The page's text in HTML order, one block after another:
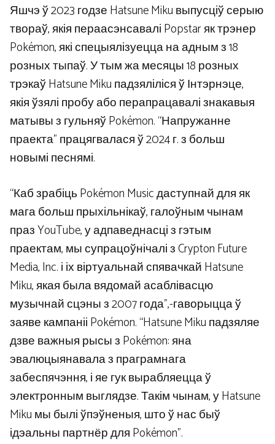
Яшчэ ў 2023 годзе Hatsune Miku выпусціў серыю
твораў, якія пераасэнсавалі Popstar як трэнер
Pokémon, які спецыялізуецца на адным з 18
розных тыпаў. У тым жа месяцы 18 розных
трэкаў Hatsune Miku падзяліліся ў Інтэрнэце,
якія ўзялі пробу або перапрацавалі знакавыя
матывы з гульняў Pokémon. “Напружанне
праекта” працягвалася ў 2024 г. з больш
новымі песнямі.
“Каб зрабіць Pokémon Music даступнай для як
мага больш прыхільнікаў, галоўным чынам
праз YouTube, у адпаведнасці з гэтым
праектам, мы супрацоўнічалі з Crypton Future
Media, Inc. і іх віртуальнай спявачкай Hatsune
Miku, якая была вядомай асаблівасцю
музычнай сцэны з 2007 года”,-гаворыцца ў
заяве кампаніі Pokémon. “Hatsune Miku падзяляе
дзве важныя рысы з Pokémon: яна
эвалюцыянавала з праграмнага
забеспячэння, і яе гук вырабляецца ў
электронным выглядзе. Такім чынам, у Hatsune
Miku мы былі ўпэўненыя, што ў нас быў
ідэальны партнёр для Pokémon”.